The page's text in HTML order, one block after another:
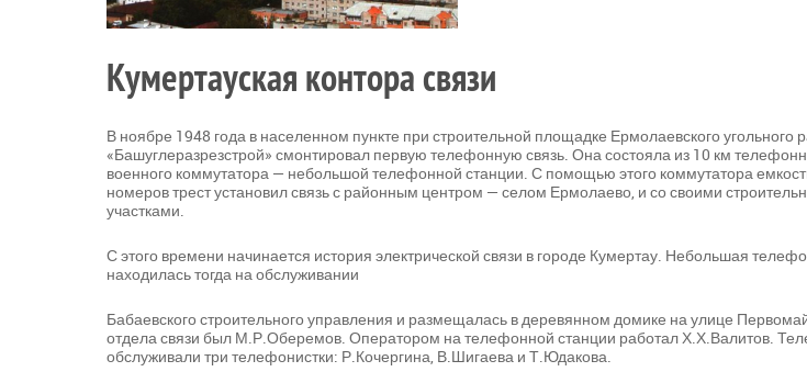
Кумертауская контора связи
В ноябре 1948 года в населенном пункте при строительной площадке Ермолаевского угольного
«Башуглеразрезстрой» смонтировал первую телефонную связь. Она состояла из 10 км
военного коммутатора — небольшой телефонной станции. С помощью этого коммутатора
номеров трест установил связь с районным центром — селом Ермолаево, и со своими
участками.
С этого времени начинается история электрической связи в городе Кумертау. Небольшая
находилась тогда на обслуживании
Бабаевского строительного управления и размещалась в деревянном домике на улице
отдела связи был М.Р.Оберемов. Оператором на телефонной станции работал Х.Х.Валитов.
обслуживали три телефонистки: Р.Кочергина, В.Шигаева и Т.Юдакова.